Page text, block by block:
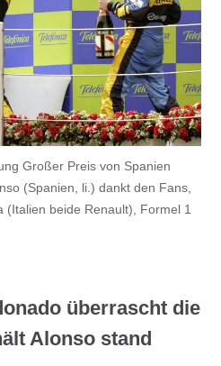
Großer Preis von Spanien
(Spanien, li.) dankt den Fans,
(Italien beide Renault), Formel 1
überrascht die
Alonso stand